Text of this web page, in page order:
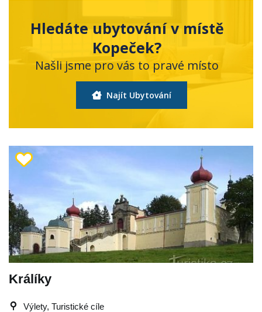
Hledáte ubytování v místě
Kopeček?
Našli jsme pro vás to pravé místo
Najít Ubytování
Králíky
Výlety, Turistické cíle